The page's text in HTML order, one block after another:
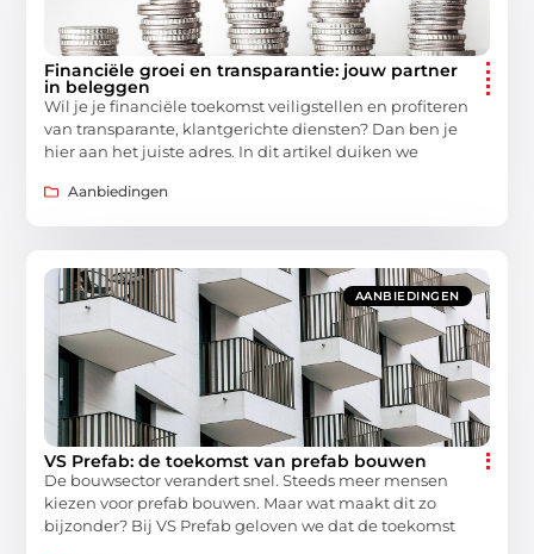
Financiële groei en transparantie: jouw partner
in beleggen
Wil je je financiële toekomst veiligstellen en profiteren
van transparante, klantgerichte diensten? Dan ben je
hier aan het juiste adres. In dit artikel duiken we
Aanbiedingen
AANBIEDINGEN
VS Prefab: de toekomst van prefab bouwen
De bouwsector verandert snel. Steeds meer mensen
kiezen voor prefab bouwen. Maar wat maakt dit zo
bijzonder? Bij VS Prefab geloven we dat de toekomst